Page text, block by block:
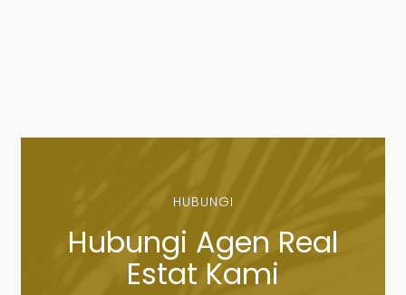
HUBUNGI
Hubungi Agen Real
Estat Kami